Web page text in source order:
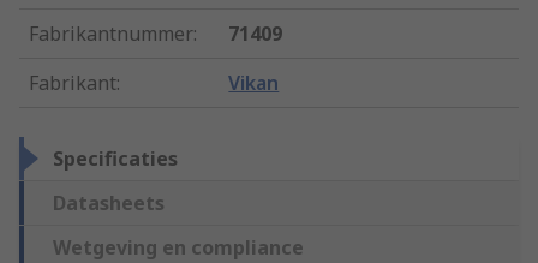
Fabrikantnummer:
71409
Fabrikant: Vikan
Specificaties
Datasheets
Wetgeving en compliance